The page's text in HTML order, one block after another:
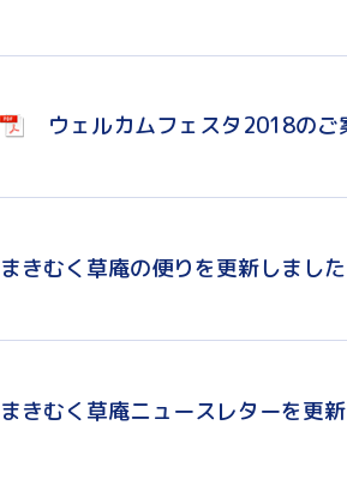
ウェルカムフェスタ2018のご
まきむく草庵の便りを更新しました
まきむく草庵ニュースレターを更